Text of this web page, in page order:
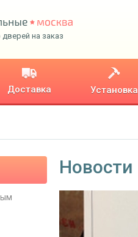
на заказ
Доставка Установка
Новости